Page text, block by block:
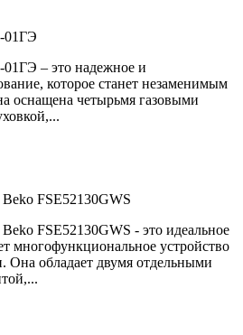
01ГЭ
01ГЭ – это надежное и
которое станет незаменимым
оснащена четырьмя газовыми
FSE52130GWS
FSE52130GWS - это идеальное
многофункциональное устройство
Она обладает двумя отдельными